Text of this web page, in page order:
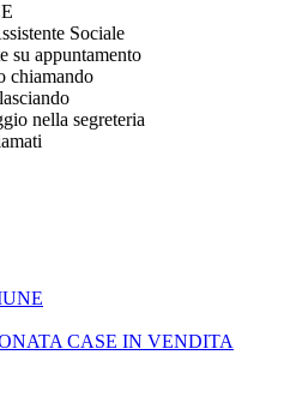
Sociale
su appuntamento
chiamando
nella segreteria
CASE IN VENDITA